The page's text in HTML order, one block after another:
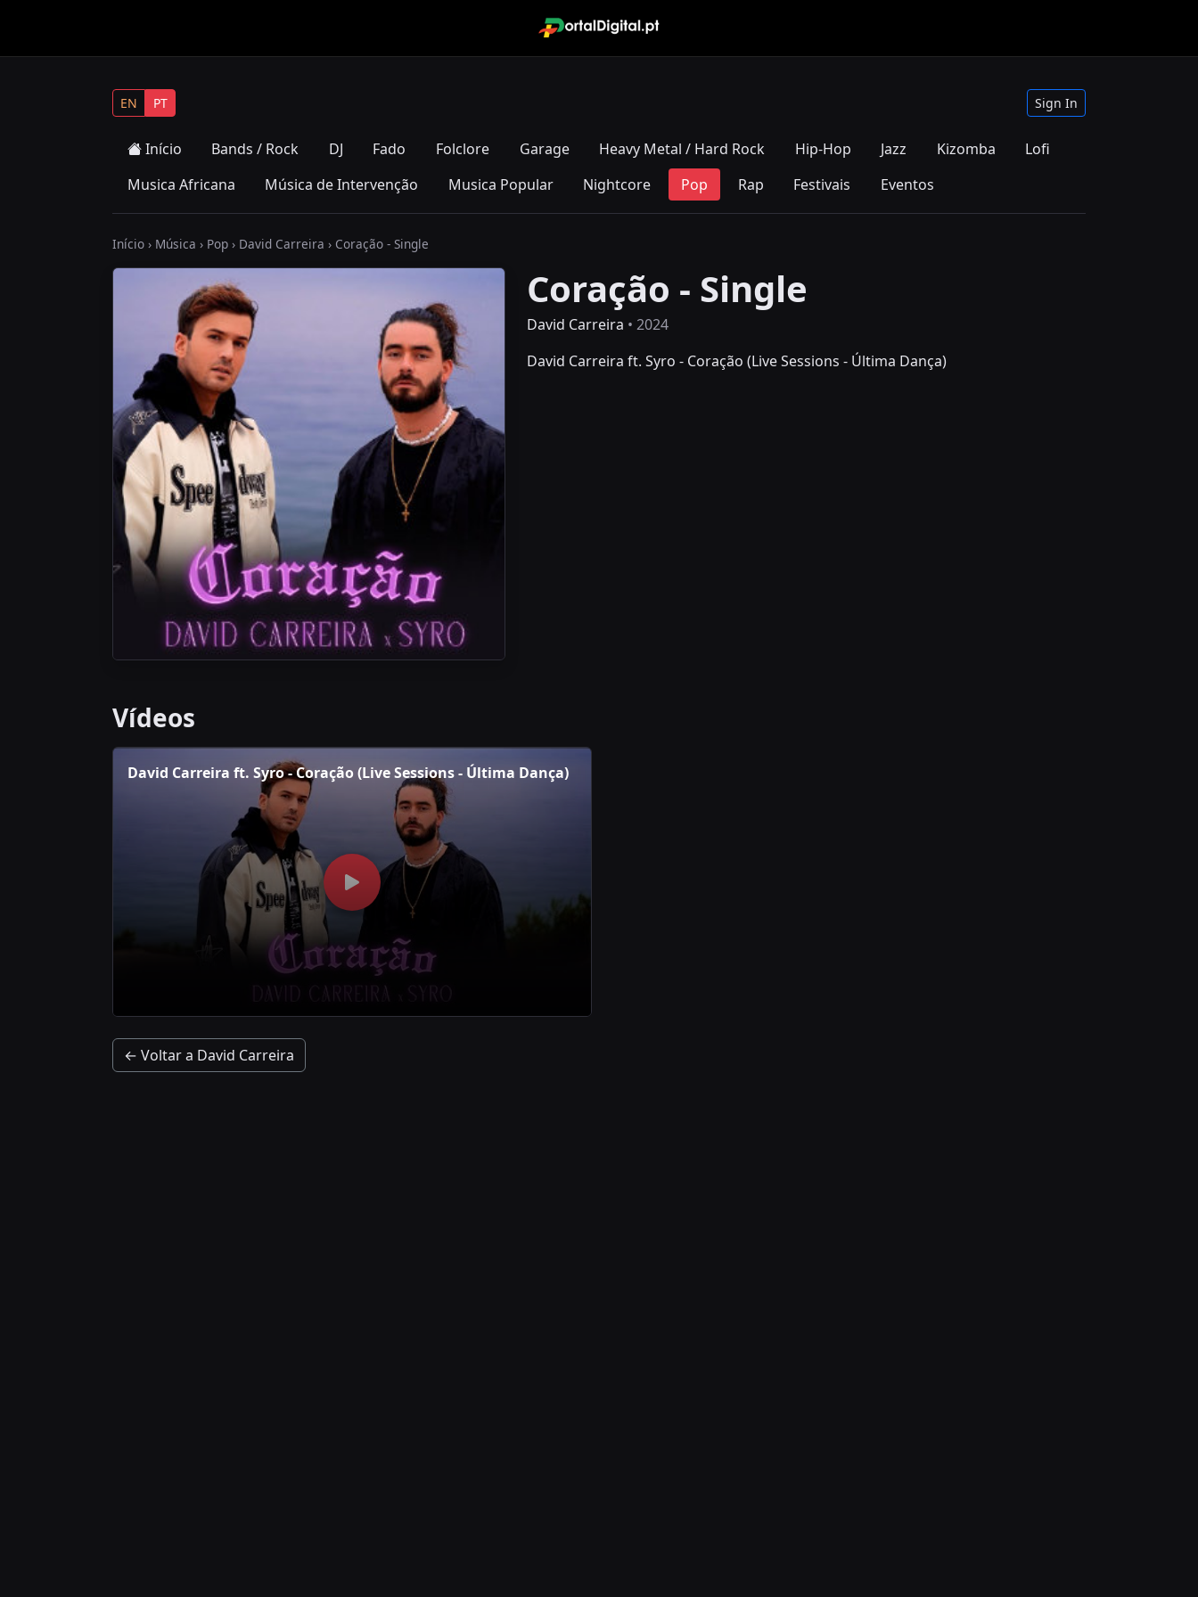
EN PT Sign In
Início Bands / Rock DJ Fado Folclore Garage Heavy Metal / Hard Rock Hip-Hop Jazz Kizomba
Lofi
Musica Africana
Música de Intervenção Musica Popular Nightcore Pop Rap Festivais Eventos
Início › Música › Pop › David Carreira › Coração - Single
Coração - Single
David Carreira • 2024
David Carreira ft. Syro - Coração (Live Sessions - Última Dança)
Vídeos
David Carreira ft. Syro - Coração (Live Sessions - Última Dança)
← Voltar a David Carreira